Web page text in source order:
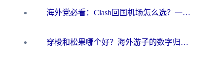
海外党必看：Clash回国机场怎么选？一篇搞定无缝访问国内资源的全攻略
穿梭和松果哪个好？海外游子的数字归乡路，到底该怎么选